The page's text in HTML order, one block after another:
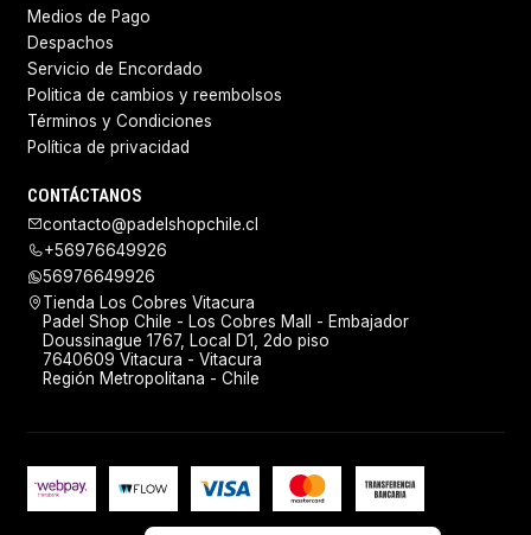
Medios de Pago
Despachos
Servicio de Encordado
Politica de cambios y reembolsos
Términos y Condiciones
Política de privacidad
CONTÁCTANOS
contacto@padelshopchile.cl
+56976649926
56976649926
Tienda Los Cobres Vitacura
Padel Shop Chile - Los Cobres Mall - Embajador
Doussinague 1767, Local D1, 2do piso
7640609 Vitacura - Vitacura
Región Metropolitana - Chile